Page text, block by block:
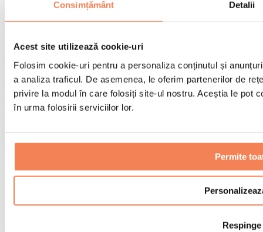
Consimțământ Detalii
Acest site utilizează cookie-uri
Folosim cookie-uri pentru a personaliza conținutul și
a analiza traficul. De asemenea, le oferim partenerilor de
privire la modul în care folosiți site-ul nostru. Aceștia le pot
în urma folosirii serviciilor lor.
Permite
Respinge
Pistoale de masaj
Genți și accesorii pentru alimente
Genți pentru sala de sport
Rucsacuri
Accesorii în funcție de activitate
Sporturi de contact
Terapie prin frig